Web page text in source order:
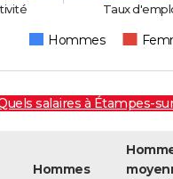
Hommes
Taux
salaires à Étampes-
Hommes